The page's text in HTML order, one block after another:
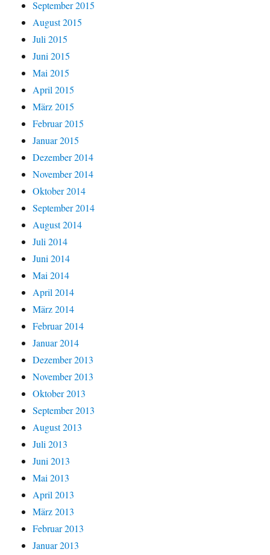
September 2015
August 2015
Juli 2015
Juni 2015
Mai 2015
April 2015
März 2015
Februar 2015
Januar 2015
Dezember 2014
November 2014
Oktober 2014
September 2014
August 2014
Juli 2014
Juni 2014
Mai 2014
April 2014
März 2014
Februar 2014
Januar 2014
Dezember 2013
November 2013
Oktober 2013
September 2013
August 2013
Juli 2013
Juni 2013
Mai 2013
April 2013
März 2013
Februar 2013
Januar 2013